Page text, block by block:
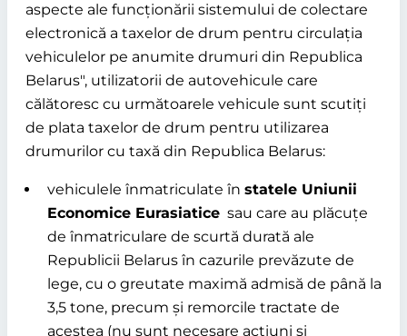
aspecte ale funcționării sistemului de colectare
electronică a taxelor de drum pentru circulația
vehiculelor pe anumite drumuri din Republica
Belarus , utilizatorii de autovehicule care
călătoresc cu următoarele vehicule sunt scutiți
de plata taxelor de drum pentru utilizarea
drumurilor cu taxă din Republica Belarus:
vehiculele înmatriculate în statele Uniunii
Economice Eurasiatice sau care au plăcuțe
de înmatriculare de scurtă durată ale
Republicii Belarus în cazurile prevăzute de
lege, cu o greutate maximă admisă de până la
3,5 tone, precum și remorcile tractate de
acestea (nu sunt necesare acțiuni și